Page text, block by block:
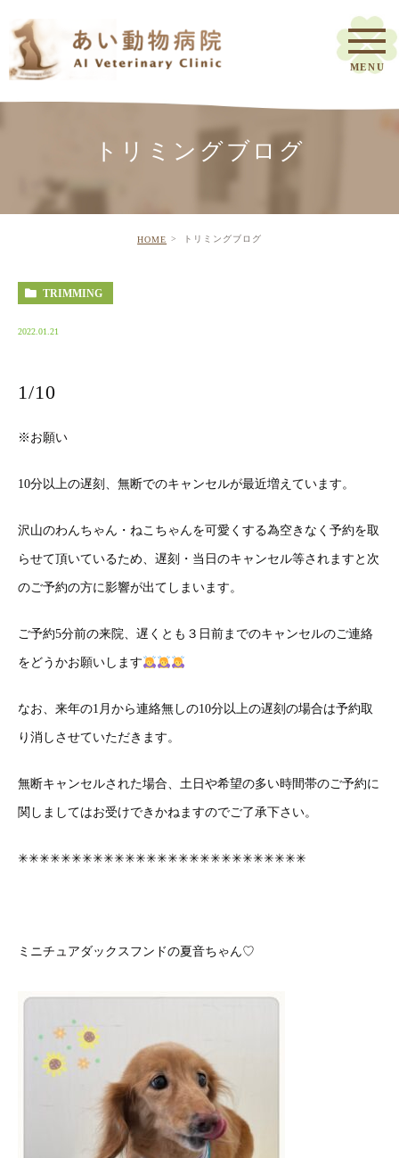
トリミングブログ
HOME トリミングブログ
TRIMMING
2022.01.21
1/10
※ お願い
10分以上の遅刻、無断でのキャンセルが最近増えています。
沢山のわんちゃん・ねこちゃんを可愛くする為空きなく予約を取
らせて頂いているため、遅刻・当日のキャンセル等されますと次
のご予約の方に影響が出てしまいます。
ご予約5分前の来院、遅くとも３日前までのキャンセルのご連絡
をどうかお願いします
なお、来年の1 月から連絡無しの10分以上の遅刻の場合は予約取
り消しさせていただきます。
無断キャンセルされた場合、土日や希望の多い時間帯のご予約に
関しましてはお受けできかねますのでご了承下さい。
✳︎✳︎✳︎✳︎✳︎✳︎✳︎✳︎✳︎✳︎✳︎✳︎✳︎✳︎✳︎✳︎✳︎✳︎✳︎✳︎✳︎✳︎✳︎✳︎✳︎✳︎✳︎
ミニチュアダックスフンドの夏音ちゃん♡